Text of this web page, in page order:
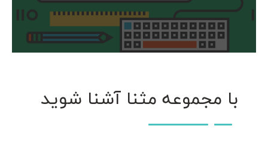
با مجموعه مثنا آشنا شوید